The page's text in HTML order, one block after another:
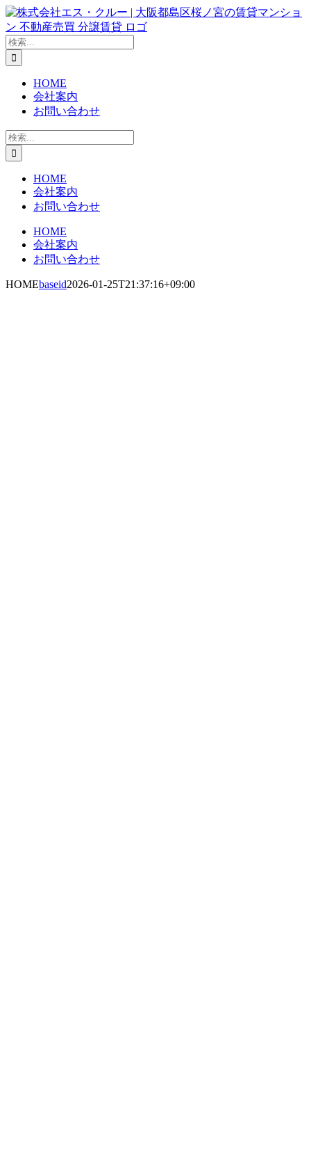
Skip
to
content
検
索
…
HOME
会社案内
お問い合わせ
検
索
…
HOME
会社案内
お問い合わせ
HOME
会社案内
お問い合わせ
HOMEbaseid2026-01-25T21:37:16+09:00